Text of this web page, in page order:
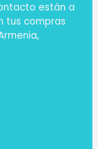
están a
tus compras